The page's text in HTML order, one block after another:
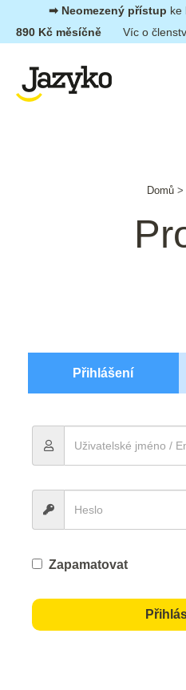
Přeskočit➡︎ Neomezený přístup ke
890 Kč měsíčně
Víc o
Domů >
Přihlášení
Zapamatovat